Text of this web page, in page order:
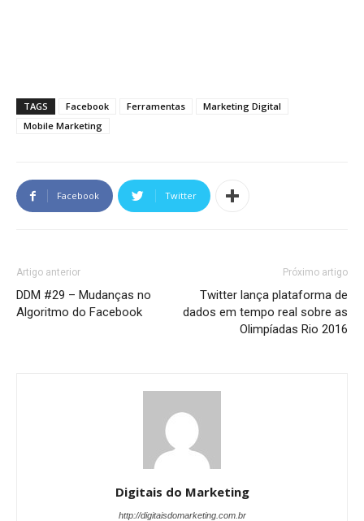
TAGS Facebook Ferramentas
Marketing Digital
Mobile Marketing
Facebook Twitter
Artigo anterior
DDM #29 – Mudanças no
Algoritmo do Facebook
Próximo artigo
Twitter lança plataforma de
dados em tempo real sobre as
Olimpíadas Rio 2016
Digitais do Marketing
http://digitaisdomarketing.com.br